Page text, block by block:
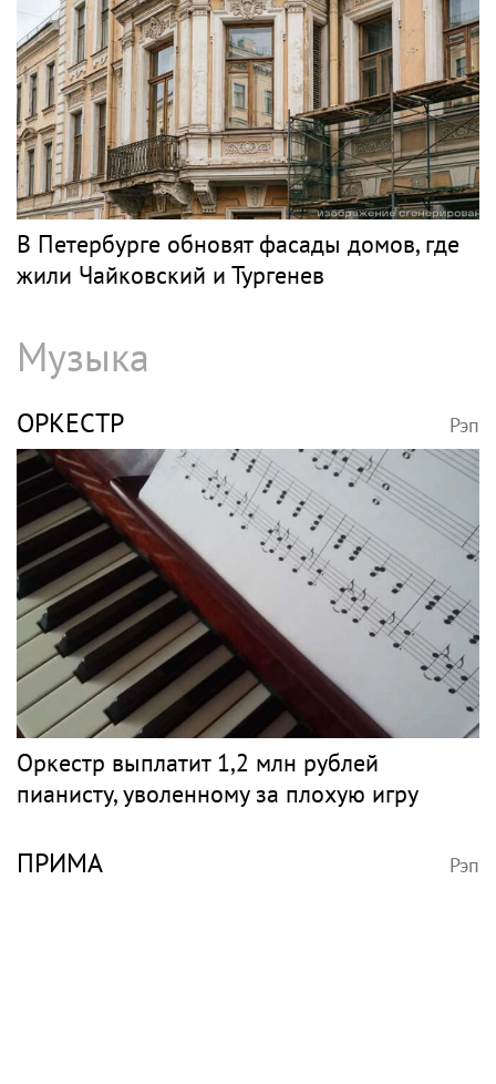
В Петербурге обновят фасады домов, где
жили Чайковский и Тургенев
Музыка
ОРКЕСТР Рэп
Оркестр выплатит 1,2 млн рублей
пианисту, уволенному за плохую игру
ПРИМА Рэп